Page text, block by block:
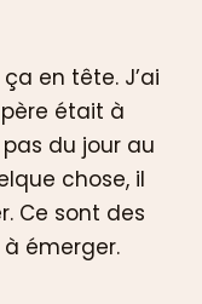
en tête. J’ai
était à
pas du jour au
chose, il
Ce sont des
émerger.